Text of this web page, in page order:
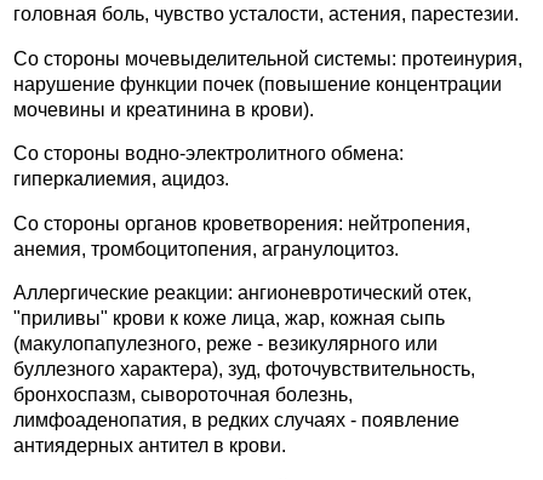
головная боль, чувство усталости, астения, парестезии.
Со стороны мочевыделительной системы: протеинурия,
нарушение функции почек (повышение концентрации
мочевины и креатинина в крови).
Со стороны водно-электролитного обмена:
гиперкалиемия, ацидоз.
Со стороны органов кроветворения: нейтропения,
анемия, тромбоцитопения, агранулоцитоз.
Аллергические реакции: ангионевротический отек,
"приливы" крови к коже лица, жар, кожная сыпь
(макулопапулезного, реже - везикулярного или
буллезного характера), зуд, фоточувствительность,
бронхоспазм, сывороточная болезнь,
лимфоаденопатия, в редких случаях - появление
антиядерных антител в крови.